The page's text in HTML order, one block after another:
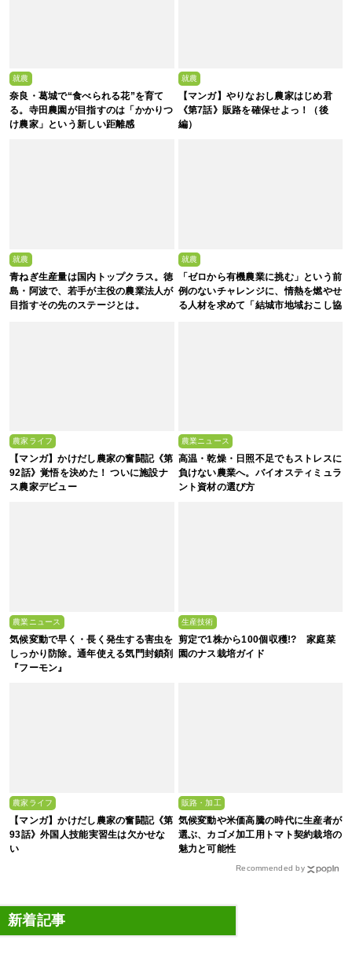
就農
奈良・葛城で“食べられる花”を育て
る。寺田農園が目指すのは「かかりつ
け農家」という新しい距離感
就農
【マンガ】やりなおし農家はじめ君
《第7話》販路を確保せよっ！（後
編）
就農
青ねぎ生産量は国内トップクラス。徳
島・阿波で、若手が主役の農業法人が
目指すその先のステージとは。
就農
「ゼロから有機農業に挑む」という前
例のないチャレンジに、情熱を燃やせ
る人材を求めて「結城市地域おこし協
農家ライフ
【マンガ】かけだし農家の奮闘記《第
92話》覚悟を決めた！ ついに施設ナ
ス農家デビュー
農業ニュース
高温・乾燥・日照不足でもストレスに
負けない農業へ。バイオスティミュラ
ント資材の選び方
農業ニュース
気候変動で早く・長く発生する害虫を
しっかり防除。通年使える気門封鎖剤
『フーモン』
生産技術
剪定で1株から100個収穫!? 家庭菜
園のナス栽培ガイド
農家ライフ
【マンガ】かけだし農家の奮闘記《第
93話》外国人技能実習生は欠かせな
い
販路・加工
気候変動や米価高騰の時代に生産者が
選ぶ、カゴメ加工用トマト契約栽培の
魅力と可能性
Recommended by
新着記事